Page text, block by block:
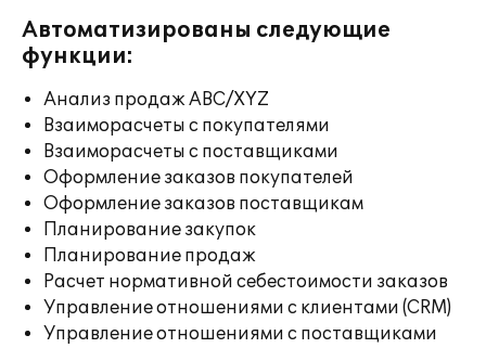
Автоматизированы следующие
функции:
Анализ продаж ABC/XYZ
Взаиморасчеты с покупателями
Взаиморасчеты с поставщиками
Оформление заказов покупателей
Оформление заказов поставщикам
Планирование закупок
Планирование продаж
Расчет нормативной себестоимости заказов
Управление отношениями с клиентами (CRM)
Управление отношениями с поставщиками